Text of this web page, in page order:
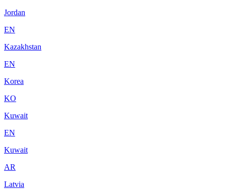
Jordan
EN
Kazakhstan
EN
Korea
KO
Kuwait
EN
Kuwait
AR
Latvia